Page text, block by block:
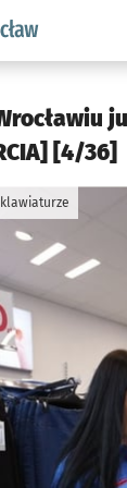
Strategia
[4/36]